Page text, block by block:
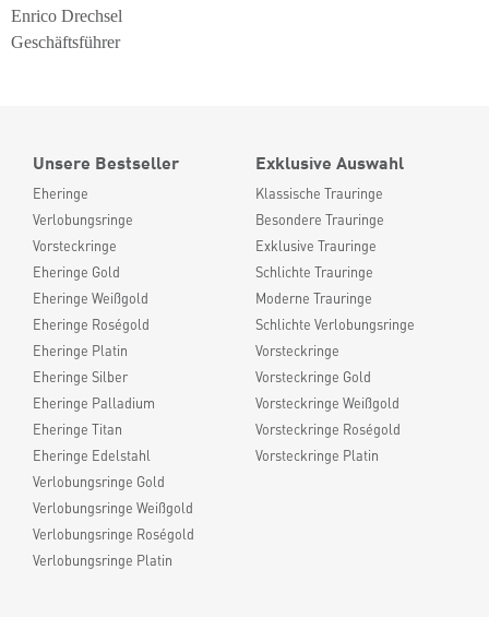
Enrico Drechsel
Geschäftsführer
Unsere Bestseller
Eheringe
Verlobungsringe
Vorsteckringe
Eheringe Gold
Eheringe Weißgold
Eheringe Roségold
Eheringe Platin
Eheringe Silber
Eheringe Palladium
Eheringe Titan
Eheringe Edelstahl
Verlobungsringe Gold
Verlobungsringe Weißgold
Verlobungsringe Roségold
Verlobungsringe Platin
Exklusive Auswahl
Klassische Trauringe
Besondere Trauringe
Exklusive Trauringe
Schlichte Trauringe
Moderne Trauringe
Schlichte Verlobungsringe
Vorsteckringe
Vorsteckringe Gold
Vorsteckringe Weißgold
Vorsteckringe Roségold
Vorsteckringe Platin